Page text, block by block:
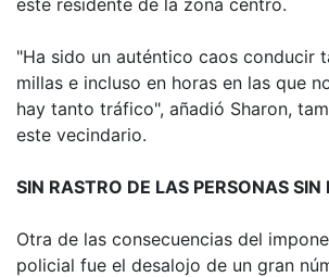
este residente de la zona centro.
"Ha sido un auténtico caos conducir
millas e incluso en horas en las que
hay tanto tráfico", añadió Sharon,
este vecindario.
SIN RASTRO DE LAS PERSONAS SIN
Otra de las consecuencias del
policial fue el desalojo de un gran